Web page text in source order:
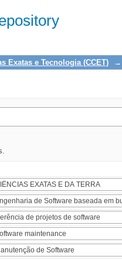
Exatas e Tecnologia (CCET) →